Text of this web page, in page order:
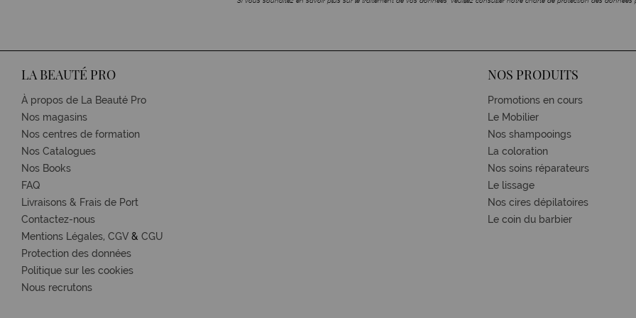
LA BEAUTÉ PRO
À propos de La Beauté Pro
Nos magasins
Nos centres de formation
Nos Catalogues
Nos Books
FAQ
Livraisons & Frais de Port
Contactez-nous
Mentions Légales, CGV & CGU
Protection des données
Politique sur les cookies
Nous recrutons
NOS PRODUITS
Promotions en cours
Le Mobilier
Nos shampooings
La coloration
Nos soins réparateurs
Le lissage
Nos cires dépilatoires
Le coin du barbier